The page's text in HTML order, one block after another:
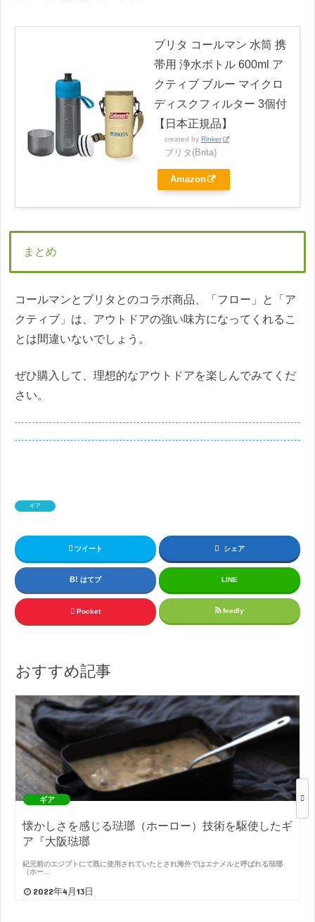
ブリタ コールマン 水筒 携
帯用 浄水ボトル 600ml ア
クティブ ブルー マイクロ
ディスクフィルター 3個付
【日本正規品】
created by Rinker
ブリタ(Brita)
Amazon
まとめ
コールマンとブリタとのコラボ商品、「フロー」と「ア
クティブ」は、アウトドアの強い味方になってくれるこ
とは間違いないでしょう。
ぜひ購入して、理想的なアウトドアを楽しんでみてくだ
さい。
ギア
ツイート シェア
はてブ LINE
Pocket feedly
おすすめ記事
ギア
懐かしさを感じる琺瑯（ホーロー）技術を駆使したギ
ア『大阪琺瑯
紀元前のエジプトにて既に使用されていたとされ海外ではエナメルと呼ばれる琺瑯
（ホー…
2022年4月13日